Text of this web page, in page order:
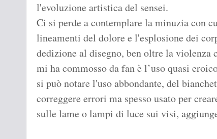
l'evoluzione artistica del sensei.
Ci si perde a contemplare la minuzia con
lineamenti del dolore e l'esplosione dei
dedizione al disegno, ben oltre la
mi ha commosso da fan è l’uso quasi
si può notare l'uso abbondante, del
correggere errori ma spesso usato per
sulle lame o lampi di luce sui visi,